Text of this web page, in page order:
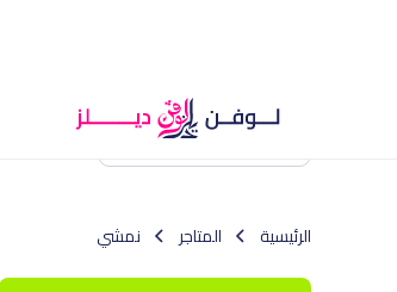
العودة إلى الصفحة الرئيسية
الرئيسية المتاجر نمشي